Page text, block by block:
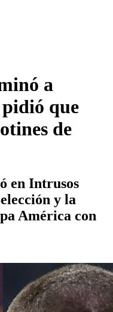
a
que
de
en Intrusos
y la
América con